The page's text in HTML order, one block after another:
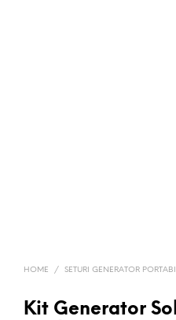
HOME / SETURI GENERATOR
Kit Generator